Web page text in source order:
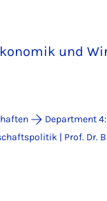
und
Department
| Prof. Dr.